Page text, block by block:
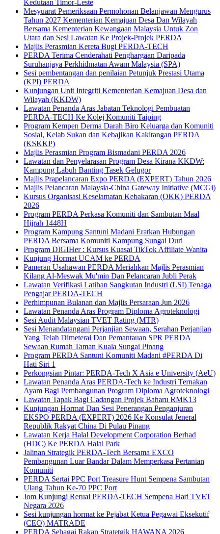
Kedutaan Timor-Leste
Mesyuarat Pemeriksaan Permohonan Belanjawan Mengurus
Tahun 2027 Kementerian Kemajuan Desa Dan Wilayah
Bersama Kementerian Kewangaan Malaysia Untuk Zon
Utara dan Sesi Lawatan Ke Projek-Projek PERDA
Majlis Perasmian Kereta Bugi PERDA-TECH
PERDA Terima Cenderahati Penghargaan Daripada
Suruhanjaya Perkhidmatan Awam Malaysia (SPA)
Sesi pembentangan dan penilaian Petunjuk Prestasi Utama
(KPI) PERDA
Kunjungan Unit Integriti Kementerian Kemajuan Desa dan
Wilayah (KKDW)
Lawatan Penanda Aras Jabatan Teknologi Pembuatan
PERDA-TECH Ke Kolej Komuniti Taiping
Program Kempen Derma Darah Biro Keluarga dan Komuniti
Sosial, Kelab Sukan dan Kebajikan Kakitangan PERDA
(KSKKP)
Majlis Perasmian Program Bismadani PERDA 2026
Lawatan dan Penyelarasan Program Desa Kirana KKDW:
Kampung Labuh Banting Tasek Gelugor
Majlis Prapelancaran Expo PERDA (EXPERT) Tahun 2026
Majlis Pelancaran Malaysia-China Gateway Initiative (MCGi)
Kursus Organisasi Keselamatan Kebakaran (OKK) PERDA
2026
Program PERDA Perkasa Komuniti dan Sambutan Maal
Hijrah 1448H
Program Kampung Santuni Madani Eratkan Hubungan
PERDA Bersama Komuniti Kampung Sungai Duri
Program DIGIHer : Kursus Kuasai TikTok Affiliate Wanita
Kunjung Hormat UCAM ke PERDA
Pameran Usahawan PERDA Meriahkan Majlis Perasmian
Kilang Al-Meswak Mu'min Dan Pelancaran Jubli Perak
Lawatan Verifikasi Latihan Sangkutan Industri (LSI) Tenaga
Pengajar PERDA-TECH
Perhimpunan Bulanan dan Majlis Persaraan Jun 2026
Lawatan Penanda Aras Program Diploma Agroteknologi
Sesi Audit Malaysian TVET Rating (MTR)
Sesi Menandatangani Perjanjian Sewaan, Serahan Perjanjian
Yang Telah Dimeterai Dan Pemantauan SPR PERDA
Sewaan Rumah Taman Kuala Sungai Pinang
Program PERDA Santuni Komuniti Madani #PERDA Di
Hati Siri 1
Perkongsian Pintar: PERDA-Tech X Asia e University (AeU)
Lawatan Penanda Aras PERDA-Tech ke Industri Ternakan
Ayam Bagi Pembangunan Program Diploma Agroteknologi
Lawatan Tapak Bagi Cadangan Projek Baharu RMK13
Kunjungan Hormat Dan Sesi Penerangan Penganjuran
EKSPO PERDA (EXPERT) 2026 Ke Konsulat Jeneral
Republik Rakyat China Di Pulau Pinang
Lawatan Kerja Halal Development Corporation Berhad
(HDC) Ke PERDA Halal Park
Jalinan Strategik PERDA-Tech Bersama EXCO
Pembangunan Luar Bandar Dalam Memperkasa Pertanian
Komuniti
PERDA Sertai PPC Port Treasure Hunt Sempena Sambutan
Ulang Tahun Ke-70 PPC Port
Jom Kunjungi Reruai PERDA-TECH Sempena Hari TVET
Negara 2026
Sesi kunjungan hormat ke Pejabat Ketua Pegawai Eksekutif
(CEO) MATRADE
PERDA Sebagai Rakan Stratetgik HAWANA 2026